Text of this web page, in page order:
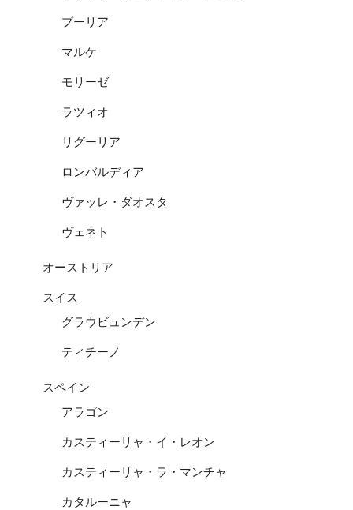
プーリア
マルケ
モリーゼ
ラツィオ
リグーリア
ロンバルディア
ヴァッレ・ダオスタ
ヴェネト
オーストリア
スイス
グラウビュンデン
ティチーノ
スペイン
アラゴン
カスティーリャ・イ・レオン
カスティーリャ・ラ・マンチャ
カタルーニャ